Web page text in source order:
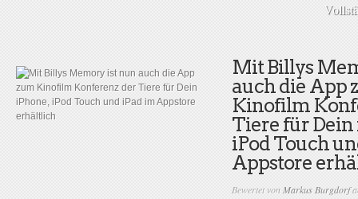
Mit Billys
auch die App
Kinofilm
Tiere für Dein
iPod Touch
Appstore
Bewertet vonMarkus Burgdorf